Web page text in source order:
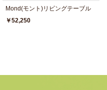
Mond(モント)リビングテーブル
￥52,250